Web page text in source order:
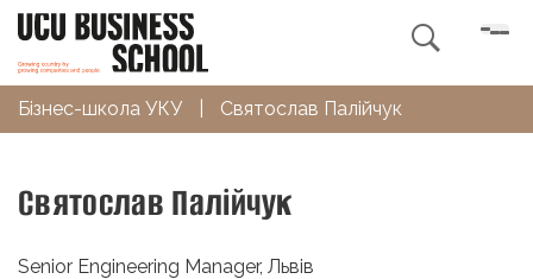

Бізнес-школа УКУ Святослав Палійчук
Святослав Палійчук
Senior Engineering Manager, Львів